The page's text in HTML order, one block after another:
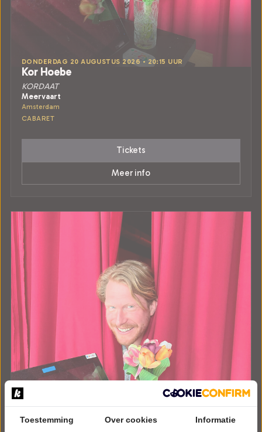
DONDERDAG 20 AUGUSTUS 2026 • 20:15 UUR
Kor Hoebe
KORDAAT
Meervaart
Amsterdam
CABARET
Tickets
Meer info
Toestemming Over cookies Informatie